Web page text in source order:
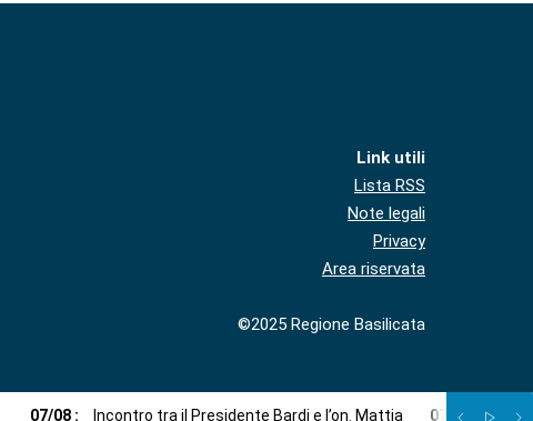
Link utili
Lista RSS
Note legali
Privacy
Area riservata
©2025 Regione Basilicata
07/08 : Incontro tra il Presidente Bardi e l’on. Mattia 07 08 La